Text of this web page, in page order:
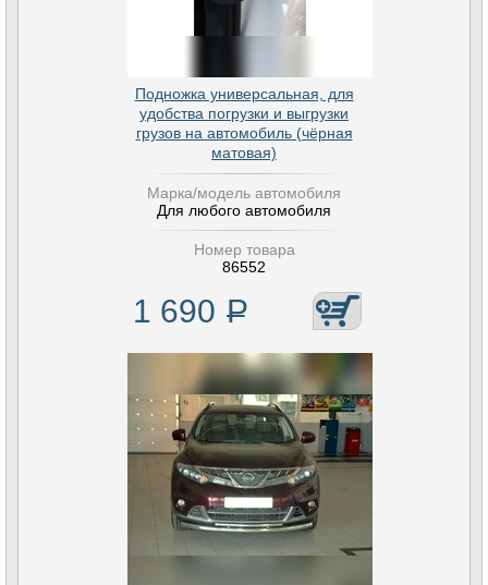
Подножка универсальная, для
удобства погрузки и выгрузки
грузов на автомобиль (чёрная
матовая)
Марка/модель автомобиля
Для любого автомобиля
Номер товара
86552
1 690 Р